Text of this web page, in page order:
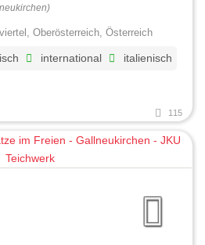
Oberösterreich, Österreich
international italienisch
115